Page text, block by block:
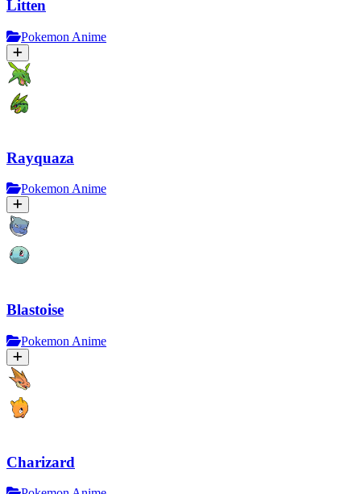
Litten
Pokemon Anime
Rayquaza
Pokemon Anime
Blastoise
Pokemon Anime
Charizard